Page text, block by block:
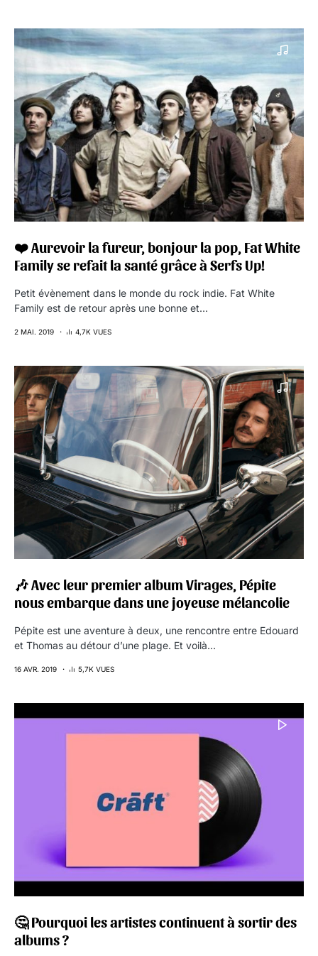
❤️ Aurevoir la fureur, bonjour la pop, Fat White
Family se refait la santé grâce à Serfs Up!
Petit évènement dans le monde du rock indie. Fat White
Family est de retour après une bonne et…
2 MAI. 2019 4,7K VUES
🎶 Avec leur premier album Virages, Pépite
nous embarque dans une joyeuse mélancolie
Pépite est une aventure à deux, une rencontre entre Edouard
et Thomas au détour d’une plage. Et voilà…
16 AVR. 2019 5,7K VUES
🤔 Pourquoi les artistes continuent à sortir des
albums ?